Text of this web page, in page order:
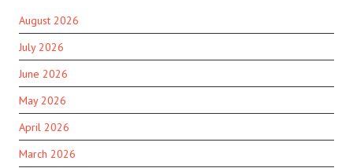
August 2026
July 2026
June 2026
May 2026
April 2026
March 2026